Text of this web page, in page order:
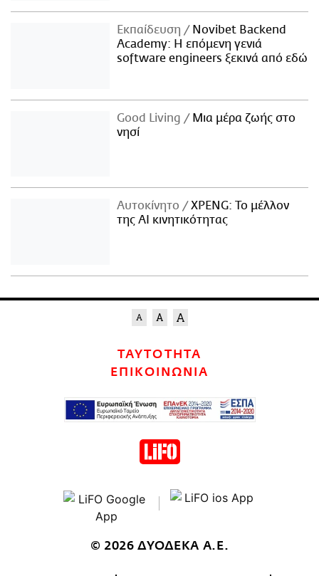
Εκπαίδευση
Novibet Backend
Academy: Η επόμενη γενιά
software engineers ξεκινά από εδώ
Good Living
Μια μέρα ζωής στο
νησί
Αυτοκίνητο
XPENG: Το μέλλον
της AI κινητικότητας
ΤΑΥΤΟΤΗΤΑ
ΕΠΙΚΟΙΝΩΝΙΑ
© 2026 ΔΥΟΔΕΚΑ Α.Ε.